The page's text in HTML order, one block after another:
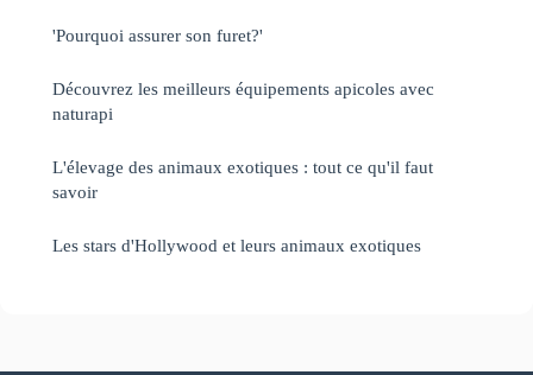
'Pourquoi assurer son furet?'
Découvrez les meilleurs équipements apicoles avec
naturapi
L'élevage des animaux exotiques : tout ce qu'il faut
savoir
Les stars d'Hollywood et leurs animaux exotiques